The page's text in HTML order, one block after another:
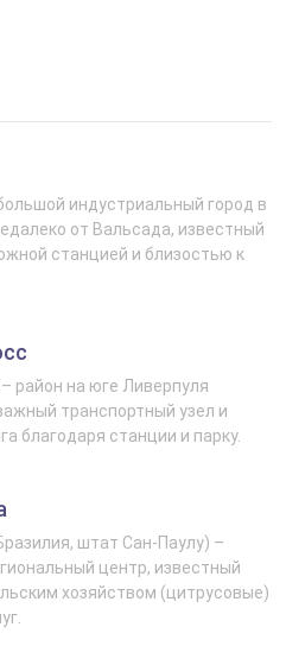
индустриальный город в
от Вальсада, известный
станцией и близостью к
район на юге Ливерпуля
транспортный узел и
благодаря станции и парку.
штат Сан-Паулу) –
центр, известный
хозяйством (цитрусовые)